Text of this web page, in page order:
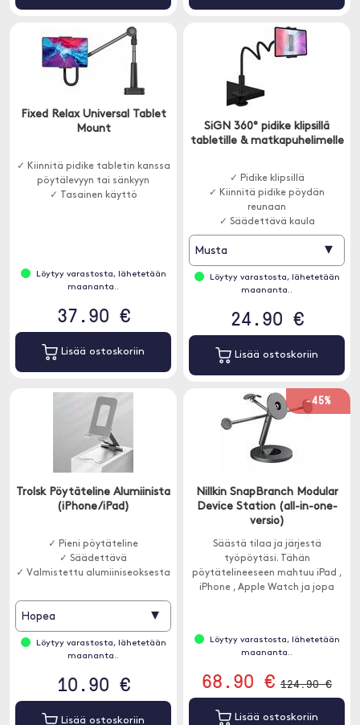
Fixed Relax Universal Tablet
Mount
✓ Kiinnitä pidike tabletin kanssa
pöytälevyyn tai sänkyyn
✓ Tasainen käyttö
Löytyy varastosta, lähetetään
maananta..
37.90 €
Lisää ostoskoriin
SiGN 360° pidike klipsillä
tabletille & matkapuhelimelle
✓ Pidike klipsillä
✓ Kiinnitä pidike pöydän
reunaan
✓ Säädettävä kaula
Musta ▾
Löytyy varastosta, lähetetään
maananta..
24.90 €
Lisää ostoskoriin
Trolsk Pöytäteline Alumiinista
(iPhone/iPad)
✓ Pieni pöytäteline
✓ Säädettävä
✓ Valmistettu alumiiniseoksesta
Hopea ▾
Löytyy varastosta, lähetetään
maananta..
10.90 €
Lisää ostoskoriin
-45%
Nillkin SnapBranch Modular
Device Station (all-in-one-
versio)
Säästä tilaa ja järjestä
työpöytäsi. Tähän
pöytätelineeseen mahtuu iPad ,
iPhone , Apple Watch ja jopa
Löytyy varastosta, lähetetään
maananta..
68.90 € 124.90 €
Lisää ostoskoriin